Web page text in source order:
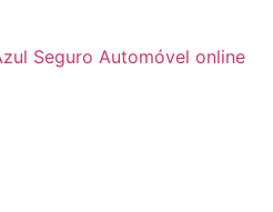
Seguro Automóvel online